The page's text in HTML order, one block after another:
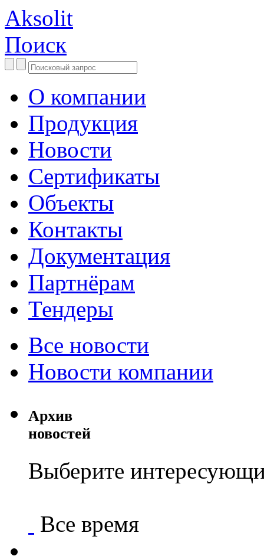
Aksolit
Поиск
О компании
Продукция
Новости
Сертификаты
Объекты
Контакты
Документация
Партнёрам
Тендеры
Все новости
Новости компании
Архив
новостей
Выберите
Все время